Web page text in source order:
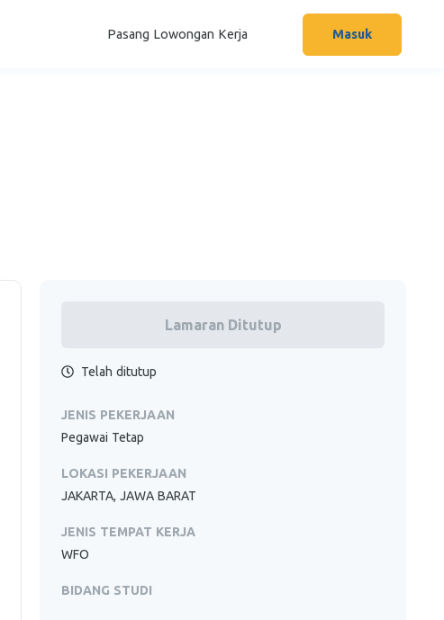
Pasang Lowongan Kerja Masuk
Lamaran Ditutup
Telah ditutup
JENIS PEKERJAAN
Pegawai Tetap
LOKASI PEKERJAAN
JAKARTA, JAWA BARAT
JENIS TEMPAT KERJA
WFO
BIDANG STUDI